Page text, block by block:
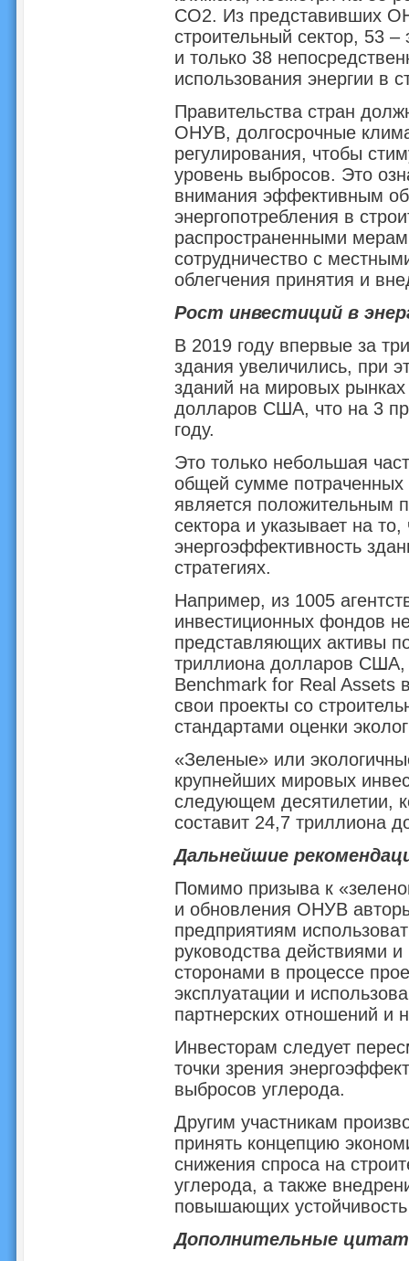
CO2. Из представивших
строительный сектор, 53 –
и только 38
использования энергии в
Правительства стран
ОНУВ, долгосрочные
регулирования, чтобы
уровень выбросов. Это
внимания эффективным
энергопотребления в
распространенными
сотрудничество с
облегчения принятия и
Рост инвестиций в
В 2019 году впервые за
здания увеличились, при
зданий на мировых
долларов США, что на 3
году.
Это только небольшая
общей сумме потраченных
является положительным
сектора и указывает на
энергоэффективность
стратегиях.
Например, из 1005
инвестиционных фондов
представляющих активы
триллиона долларов США,
Benchmark for Real Assets
свои проекты со
стандартами оценки
«Зеленые» или
крупнейших мировых
следующем десятилетии,
составит 24,7 триллиона
Дальнейшие
Помимо призыва к
и обновления ОНУВ
предприятиям
руководства действиями
сторонами в процессе
эксплуатации и
партнерских отношений и
Инвесторам следует
точки зрения
выбросов углерода.
Другим участникам
принять концепцию
снижения спроса на
углерода, а также
повышающих
Дополнительные